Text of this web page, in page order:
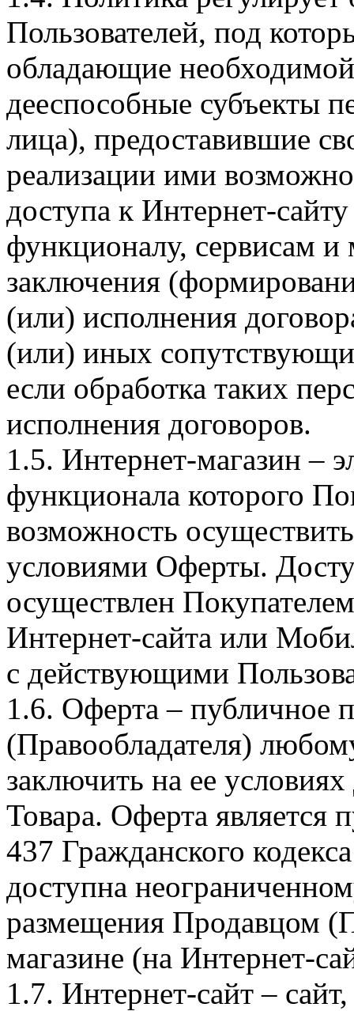
Пользователей, под
обладающие
дееспособные субъекты
лица), предоставившие
реализации ими
доступа к Интернет-
функционалу, сервисам и
заключения
(или) исполнения
(или) иных
если обработка таких
исполнения договоров.
1.5. Интернет-магазин –
функционала которого
возможность
условиями Оферты.
осуществлен
Интернет-сайта или
с действующими
1.6. Оферта – публичное
(Правообладателя)
заключить на ее
Товара. Оферта является
437 Гражданского
доступна
размещения Продавцом
магазине (на Интернет-
1.7. Интернет-сайт –